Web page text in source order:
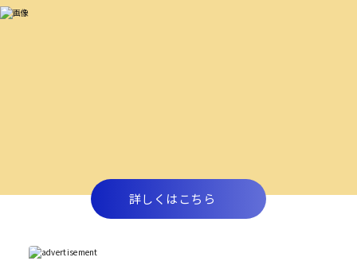
詳しくはこちら